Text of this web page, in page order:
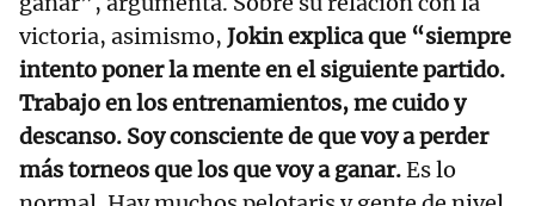
victoria, asimismo, Jokin explica que “siempre
intento poner la mente en el siguiente partido.
Trabajo en los entrenamientos, me cuido y
descanso. Soy consciente de que voy a perder
más torneos que los que voy a ganar.Es lo